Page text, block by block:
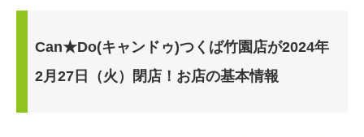
Can★Do(キャンドゥ)つくば竹園店が2024年
2月27日（火）閉店！お店の基本情報